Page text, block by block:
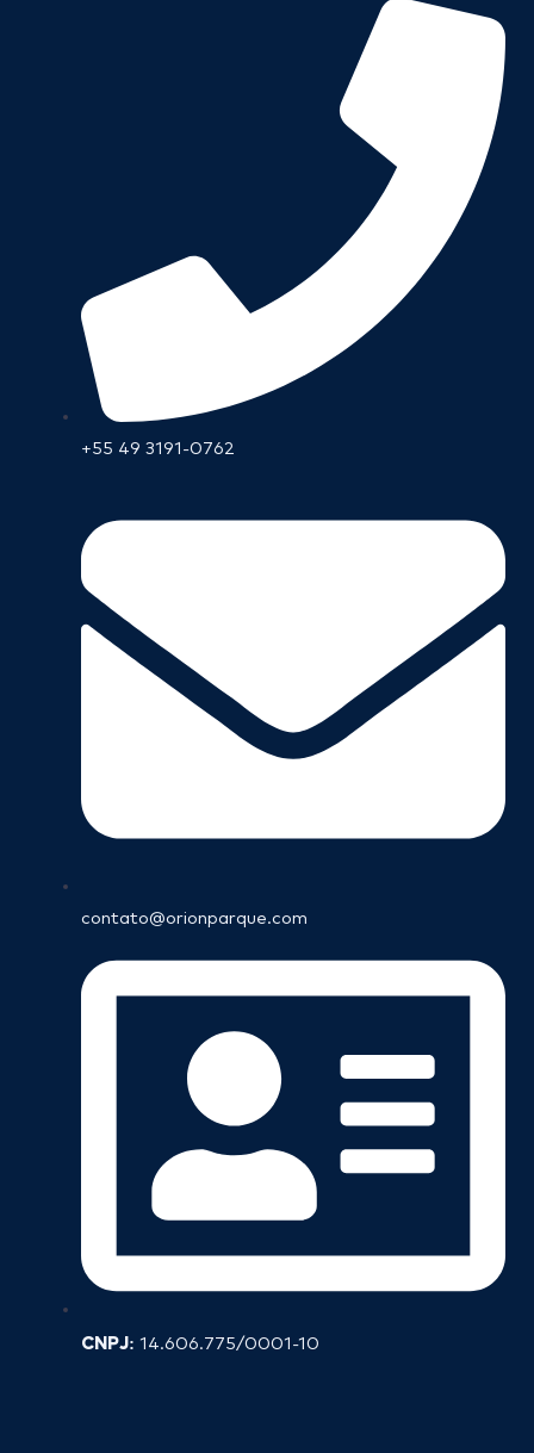
+55 49 3191-0762
contato@orionparque.com
CNPJ: 14.606.775/0001-10